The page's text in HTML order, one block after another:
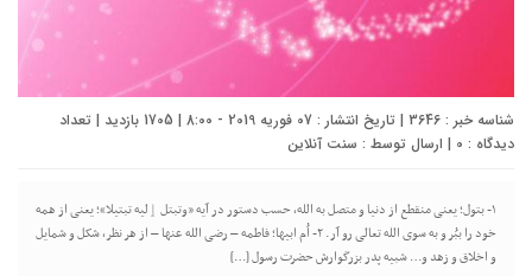
شناسه خبر : 3646 | تاریخ انتشار : 07 فوریه 2019 - 8:00 | 1705 بازدید | تعداد
دیدگاه : 0 | ارسال توسط : سنت آنلاین
۱- بتول؛ يعنی منقطع از دنيا و متصل به الله، حسب دستور در آيه «وتبتل ٳليه تبتيلا»؛ يعنی از همه
خود را ببُر و به سوی الله تعالی رو آر. ۲- اُم ابيها؛ فاطمه – رضی الله عنها – از هر نظر، شکل و شمايل
و اخلاق و زهد و… شبيه پدر بزرگوارش حضرت رسول […]